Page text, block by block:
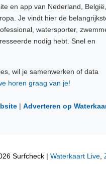
en app van Nederland, België,
Je vindt hier de
watersporter,
nodig hebt. Snel en
wil je samenwerken of data
horen graag van je!
| Adverteren op
Surfcheck | Waterkaart Live,